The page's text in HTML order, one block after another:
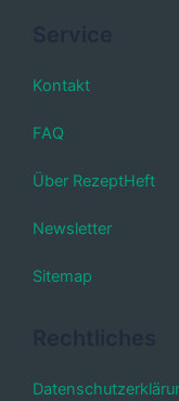
Kontakt
FAQ
Über RezeptHeft
Newsletter
Sitemap